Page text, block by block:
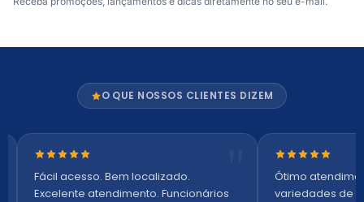
O QUE NOSSOS CLIENTES DIZEM
Nota 5 de 5 estrelas
Fácil acesso. Bem localizado.
Excelente atendimento. Funcionários
Nota 5 de 5
Ótimo
variedades de